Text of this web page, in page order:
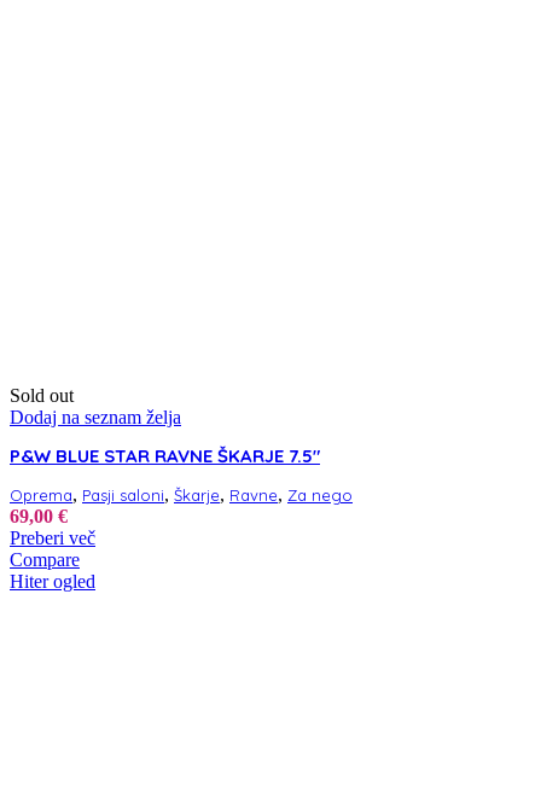
Sold out
Dodaj na seznam želja
P&W BLUE STAR RAVNE ŠKARJE 7.5″
Oprema, Pasji saloni, Škarje, Ravne, Za nego
69,00 €
Preberi več
Compare
Hiter ogled